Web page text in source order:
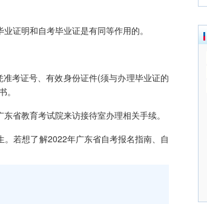
证明和自考毕业证是有同等作用的。
考证号、有效身份证件(须与办理毕业证的
教育考试院来访接待室办理相关手续。
若想了解2022年广东省自考报名指南、自